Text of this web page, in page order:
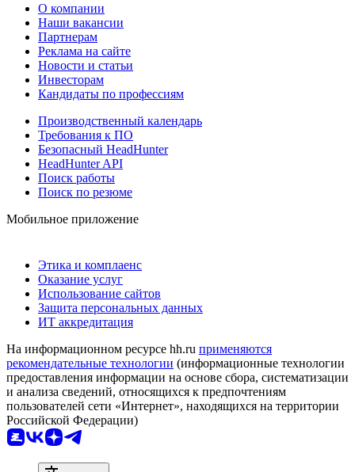
О компании
Наши вакансии
Партнерам
Реклама на сайте
Новости и статьи
Инвесторам
Кандидаты по профессиям
Производственный календарь
Требования к ПО
Безопасный HeadHunter
HeadHunter API
Поиск работы
Поиск по резюме
Мобильное приложение
Этика и комплаенс
Оказание услуг
Использование сайтов
Защита персональных данных
ИТ аккредитация
На информационном ресурсе hh.ru применяются
рекомендательные технологии (информационные технологии
предоставления информации на основе сбора, систематизации
и анализа сведений, относящихся к предпочтениям
пользователей сети «Интернет», находящихся на территории
Российской Федерации)